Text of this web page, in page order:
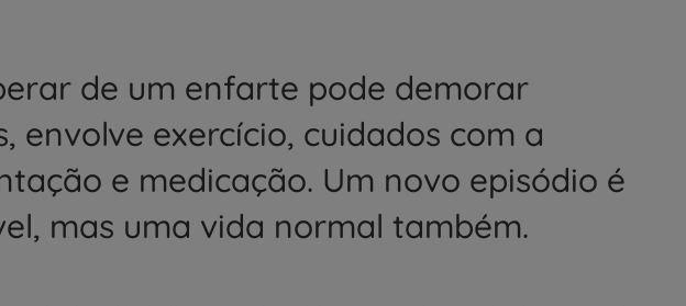
de um enfarte pode demorar
envolve exercício, cuidados com a
e medicação. Um novo episódio é
mas uma vida normal também.